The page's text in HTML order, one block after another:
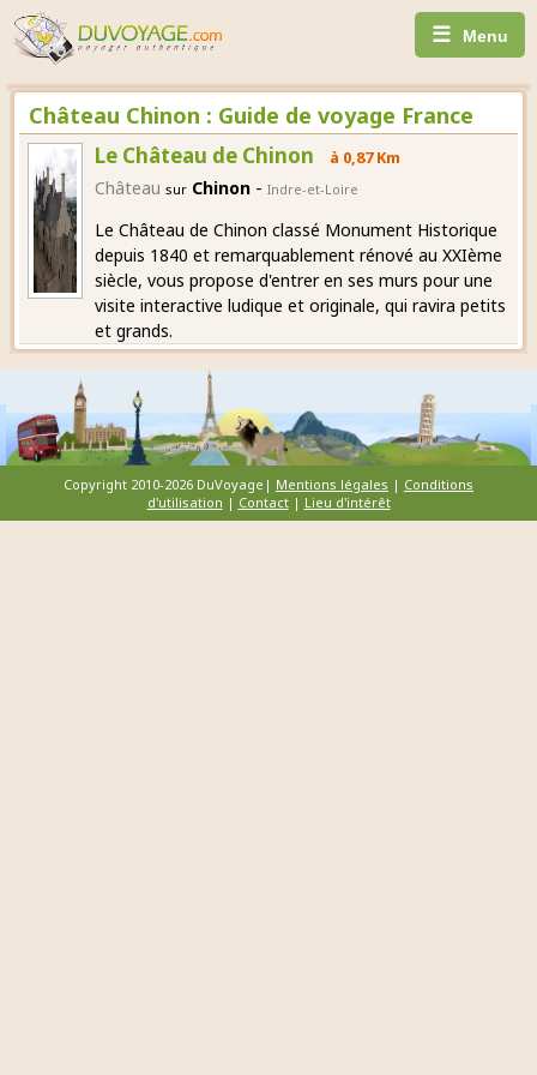
☰ Menu
Château Chinon : Guide de voyage France
Le Château de Chinon à 0,87 Km
Château sur Chinon - Indre-et-Loire
Le Château de Chinon classé Monument Historique
depuis 1840 et remarquablement rénové au XXIème
siècle, vous propose d'entrer en ses murs pour une
visite interactive ludique et originale, qui ravira petits
et grands.
Copyright 2010-2026 DuVoyage| Mentions légales | Conditions
d'utilisation | Contact| Lieu d'intérêt